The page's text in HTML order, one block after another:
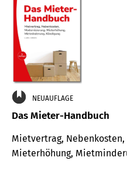
NEUAUFLAGE
Das Mieter-Handbuch
Mietvertrag,
Mieterhöhung,